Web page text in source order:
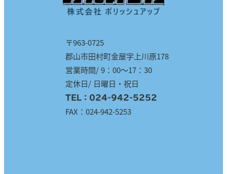
〒963-0725
郡山市田村町金屋字上川原178
営業時間/ 9：00～17：30
定休日/ 日曜日・祝日
TEL： 024-942-5252
FAX：024-942-5253